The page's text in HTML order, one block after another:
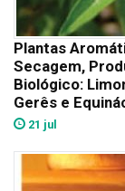
Plantas
Secagem,
Biológico:
Gerês e
21 jul